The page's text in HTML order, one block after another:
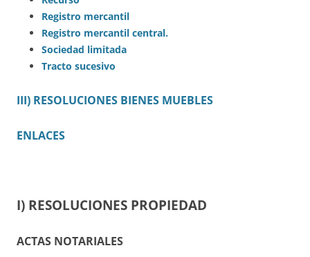
Registro mercantil
Registro mercantil central.
Sociedad limitada
Tracto sucesivo
III) RESOLUCIONES BIENES MUEBLES
ENLACES
I) RESOLUCIONES PROPIEDAD
ACTAS NOTARIALES